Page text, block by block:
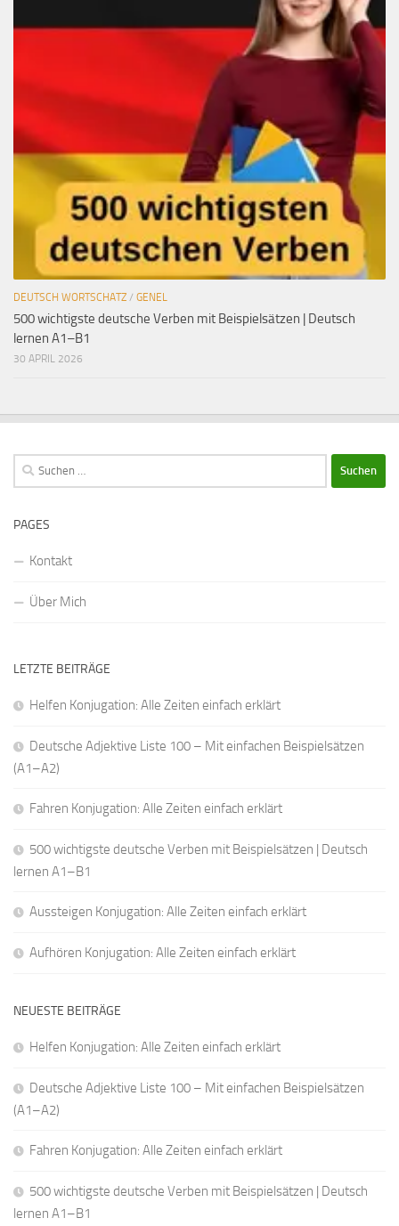
DEUTSCH WORTSCHATZ / GENEL
500 wichtigste deutsche Verben mit Beispielsätzen | Deutsch
lernen A1–B1
30 APRIL 2026
Suchen
nach:
PAGES
Kontakt
Über Mich
LETZTE BEITRÄGE
Helfen Konjugation: Alle Zeiten einfach erklärt
Deutsche Adjektive Liste 100 – Mit einfachen Beispielsätzen
(A1–A2)
Fahren Konjugation: Alle Zeiten einfach erklärt
500 wichtigste deutsche Verben mit Beispielsätzen | Deutsch
lernen A1–B1
Aussteigen Konjugation: Alle Zeiten einfach erklärt
Aufhören Konjugation: Alle Zeiten einfach erklärt
NEUESTE BEITRÄGE
Helfen Konjugation: Alle Zeiten einfach erklärt
Deutsche Adjektive Liste 100 – Mit einfachen Beispielsätzen
(A1–A2)
Fahren Konjugation: Alle Zeiten einfach erklärt
500 wichtigste deutsche Verben mit Beispielsätzen | Deutsch
lernen A1–B1